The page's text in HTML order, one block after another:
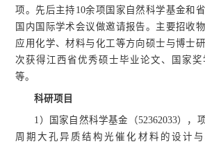
项。先后主持10余项国家自然科学基金和
国内国际学术会议做邀请报告。主要招收
应用化学、材料与化工等方向硕士与博士
次获得江西省优秀硕士毕业论文、国家
等。
科研项目
1）国家自然科学基金（52362033），
周期大孔异质结构光催化材料的设计与